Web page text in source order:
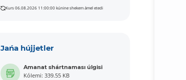
Kurs 06.08.2026 11:00:00 kúnine shekem ámel etedi
Jańa hújjetler
Amanat shártnaması úlgisi
Kólemi: 339.55 KB